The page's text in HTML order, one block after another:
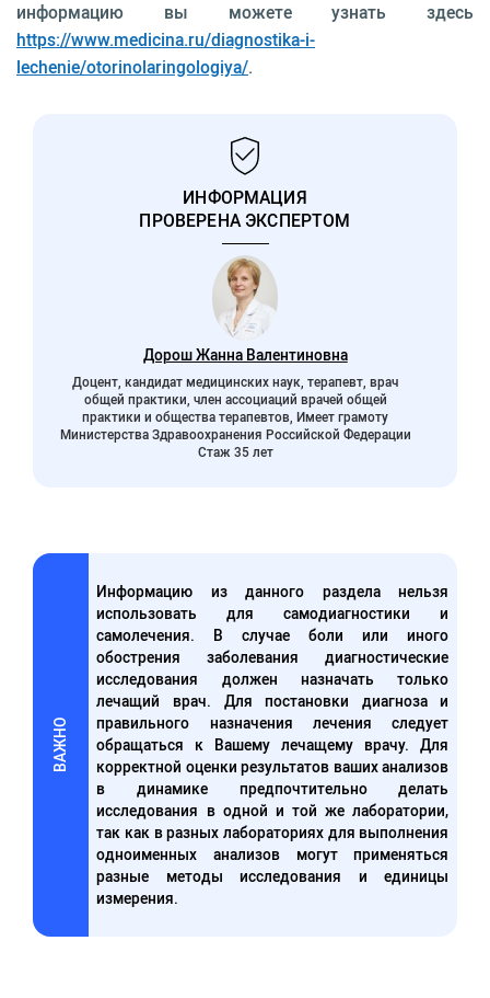
информацию вы можете узнать здесь
https://www.medicina.ru/diagnostika-i-
lechenie/otorinolaringologiya/.
ИНФОРМАЦИЯ
ПРОВЕРЕНА ЭКСПЕРТОМ
Дорош Жанна Валентиновна
Доцент, кандидат медицинских наук, терапевт, врач
общей практики, член ассоциаций врачей общей
практики и общества терапевтов, Имеет грамоту
Министерства Здравоохранения Российской Федерации
Стаж 35 лет
ВАЖНО
Информацию из данного раздела нельзя
использовать для самодиагностики и
самолечения. В случае боли или иного
обострения заболевания диагностические
исследования должен назначать только
лечащий врач. Для постановки диагноза и
правильного назначения лечения следует
обращаться к Вашему лечащему врачу. Для
корректной оценки результатов ваших анализов
в динамике предпочтительно делать
исследования в одной и той же лаборатории,
так как в разных лабораториях для выполнения
одноименных анализов могут применяться
разные методы исследования и единицы
измерения.